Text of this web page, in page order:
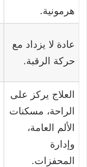
هرمونية.
عادة لا يزداد مع
حركة الرقبة.
العلاج يركز على
الراحة، مسكنات
الألم العامة،
وإدارة
المحفزات.